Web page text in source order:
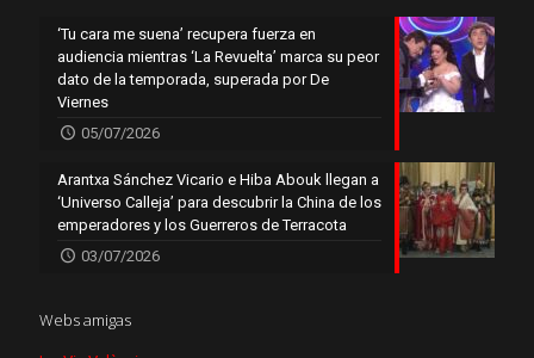
‘Tu cara me suena’ recupera fuerza en
audiencia mientras ‘La Revuelta’ marca su peor
dato de la temporada, superada por De
Viernes
05/07/2026
Arantxa Sánchez Vicario e Hiba Abouk llegan a
‘Universo Calleja’ para descubrir la China de los
emperadores y los Guerreros de Terracota
03/07/2026
Webs amigas